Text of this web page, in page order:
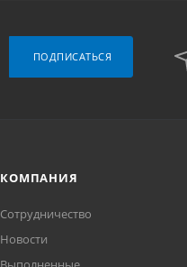
ПОДПИСАТЬСЯ
КОМПАНИЯ
Сотрудничество
Новости